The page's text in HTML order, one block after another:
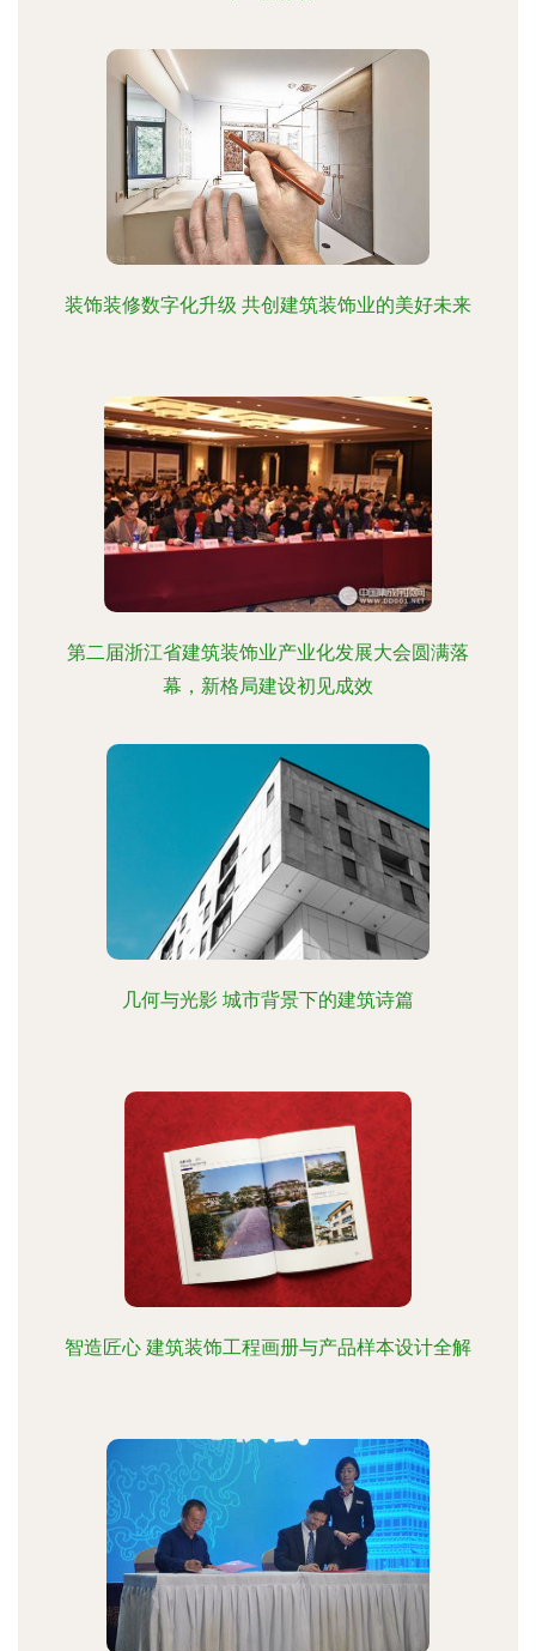
装饰装修数字化升级 共创建筑装饰业的美好未来
第二届浙江省建筑装饰业产业化发展大会圆满落
幕，新格局建设初见成效
几何与光影 城市背景下的建筑诗篇
智造匠心 建筑装饰工程画册与产品样本设计全解